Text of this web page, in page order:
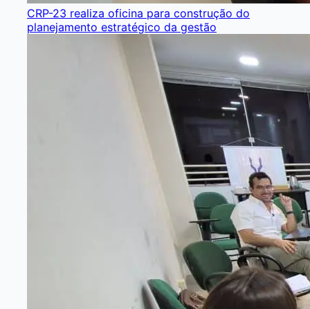
CRP-23 realiza oficina para construção do
planejamento estratégico da gestão